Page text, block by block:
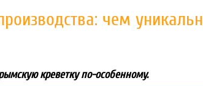
чем
креветку по-особенному.